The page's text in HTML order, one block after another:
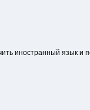
иностранный язык